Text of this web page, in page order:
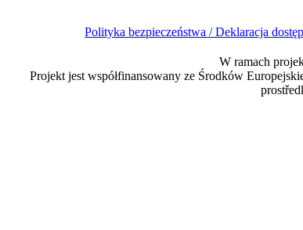
Polityka bezpieczeństwa /Deklaracja
W ramach
Projekt jest współfinansowany ze Środków